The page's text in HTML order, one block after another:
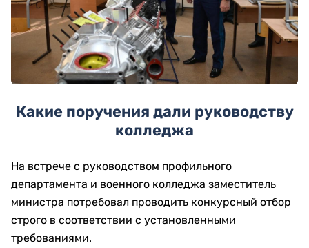
Какие поручения дали руководству
колледжа
На встрече с руководством профильного
департамента и военного колледжа заместитель
министра потребовал проводить конкурсный отбор
строго в соответствии с установленными
требованиями.